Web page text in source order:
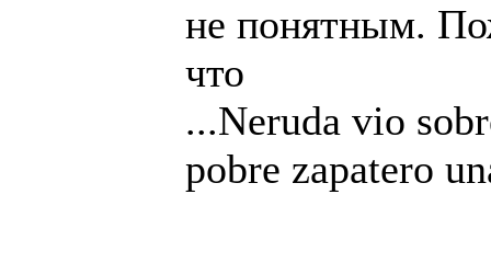
не понятным.
что
...Neruda vio
pobre zapatero